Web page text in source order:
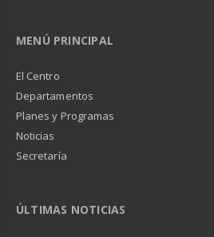
MENÚ PRINCIPAL
El Centro
Departamentos
Planes y Programas
Noticias
Secretaría
ÚLTIMAS NOTICIAS